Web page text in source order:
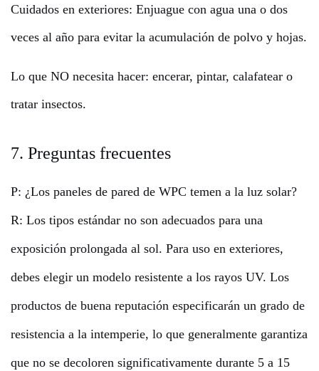
Cuidados en exteriores: Enjuague con agua una o dos
veces al año para evitar la acumulación de polvo y hojas.
Lo que NO necesita hacer: encerar, pintar, calafatear o
tratar insectos.
7. Preguntas frecuentes
P: ¿Los paneles de pared de WPC temen a la luz solar?
R: Los tipos estándar no son adecuados para una
exposición prolongada al sol. Para uso en exteriores,
debes elegir un modelo resistente a los rayos UV. Los
productos de buena reputación especificarán un grado de
resistencia a la intemperie, lo que generalmente garantiza
que no se decoloren significativamente durante 5 a 15